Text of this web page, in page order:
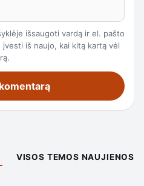
išsaugoti vardą ir el. pašto
iš naujo, kai kitą kartą vėl
VISOS TEMOS NAUJIENOS